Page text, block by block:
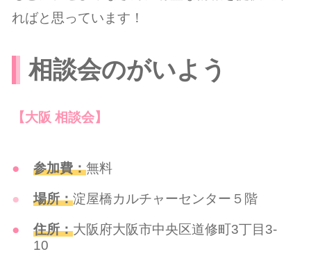
ればと思っています！
相談会のがいよう
【大阪 相談会】
参加費：無料
場所：淀屋橋カルチャーセンター５階
住所：大阪府大阪市中央区道修町3丁目3-
10